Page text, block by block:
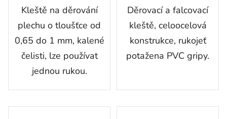
Kleště na děrování
plechu o tloušťce od
0,65 do 1 mm, kalené
čelisti, lze používat
jednou rukou.
Děrovací a falcovací
kleště, celoocelová
konstrukce, rukojeť
potažena PVC gripy.